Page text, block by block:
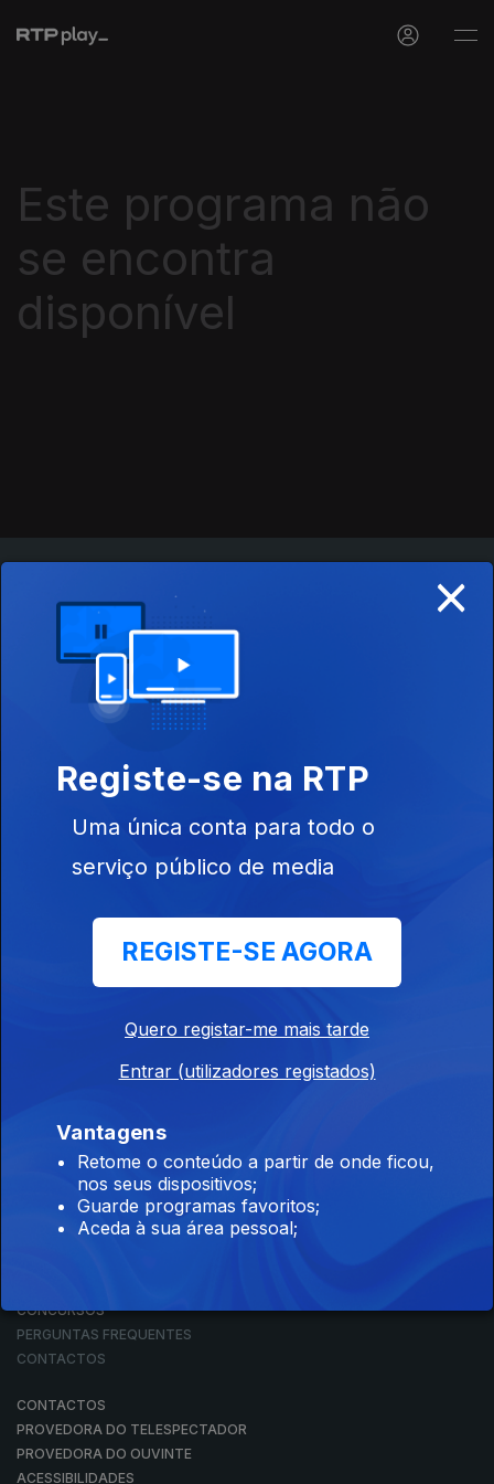
Este programa não
se encontra
disponível
Disponível para iOS, Android, Apple TV, Android TV e
RTP ARQUIVOS
RTP ENSINA
RTP PLAY
EM DIRETO
CONCURSOS
PERGUNTAS FREQUENTES
CONTACTOS
CONTACTOS
PROVEDORA DO TELESPECTADOR
PROVEDORA DO OUVINTE
ACESSIBILIDADES
×
Registe-se na RTP
Uma única conta para todo o
serviço público de media
REGISTE-SE AGORA
Quero registar-me mais tarde
Entrar (utilizadores registados)
Vantagens
Retome o conteúdo a partir de onde ficou,
nos seus dispositivos;
Guarde programas favoritos;
Aceda à sua área pessoal;